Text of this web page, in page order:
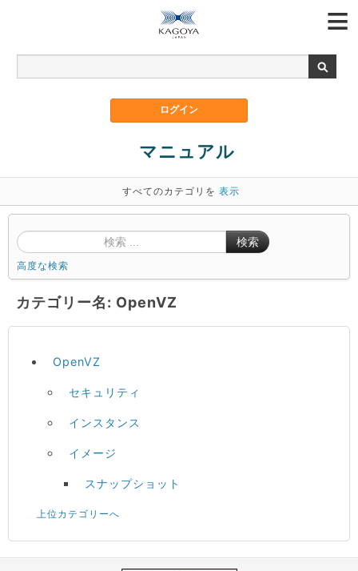
マニュアル
すべてのカテゴリを 表示
検索
高度な検索
カテゴリー名: OpenVZ
OpenVZ
セキュリティ
インスタンス
イメージ
スナップショット
上位カテゴリーへ